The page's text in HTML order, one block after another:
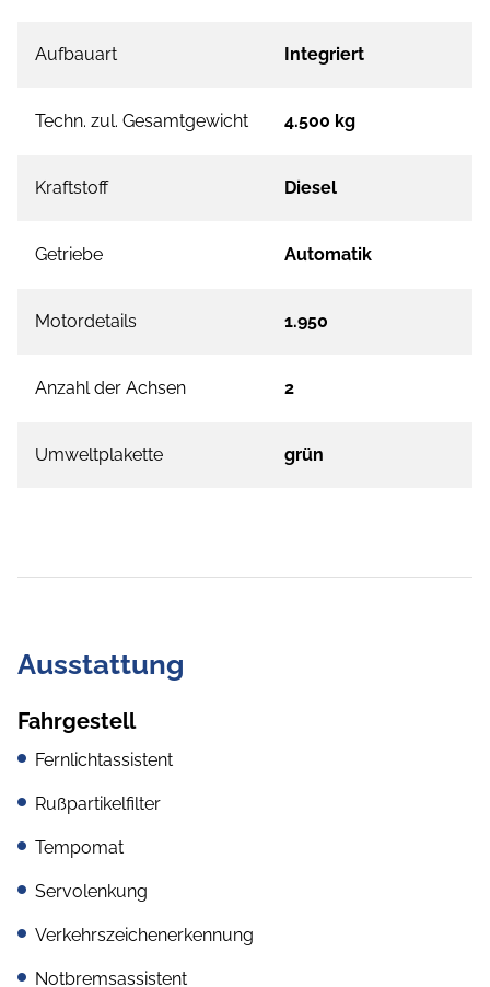
Aufbauart Integriert
Techn. zul. Gesamtgewicht 4.500 kg
Kraftstoff Diesel
Getriebe Automatik
Motordetails 1.950
Anzahl der Achsen 2
Umweltplakette grün
Ausstattung
Fahrgestell
Fernlichtassistent
Rußpartikelfilter
Tempomat
Servolenkung
Verkehrszeichenerkennung
Notbremsassistent